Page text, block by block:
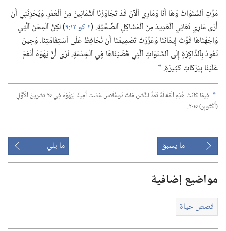
مَرَّتِ ٱلسَّنَوَاتُ وَهَا أَنَا وَمَارِي ٱلْآنَ قَدْ تَجَاوَزْنَا ٱلثَّمَانِينَ مِنَ ٱلْعُمْرِ.‏ وَيُحْزِنُنِي أَنْ
أَرَى مَارِي تُعَانِي ٱلْعَدِيدَ مِنَ ٱلْمَشَاكِلِ ٱلصِّحِّيَّةِ.‏ (‏٢ كو ١٢:‏٩
‏)‏ لٰكِنَّ ٱلْمِحَنَ ٱلَّتِي
وَاجَهْنَاهَا قَوَّتْ إِيمَانَنَا وَعَزَّزَتْ تَصْمِيمَنَا أَنْ نُحَافِظَ عَلَى ٱسْتِقَامَتِنَا.‏ وَحِينَ
نَعُودُ بِٱلذَّاكِرَةِ إِلَى ٱلسَّنَوَاتِ ٱلَّتِي قَضَيْنَاهَا فِي ٱلْخِدْمَةِ،‏ نَرَى أَنَّ يَهْوَهَ أَنْعَمَ
عَلَيْنَا بِبَرَكَاتٍ كَثِيرَةٍ.‏ a
a
فِيمَا كَانَتْ هٰذِهِ ٱلْمَقَالَةُ تُعَدُّ لِلنَّشْرِ،‏ مَاتَ دُوغْلَاس غِسْت أَمِينًا لِيَهْوَهَ فِي ٢٥ تِشْرِينَ ٱلْأَوَّلِ
(‏أُكْتُوبِر)‏ ٢٠١٥.‏
ما يسبق ما يلي
مواضيع إضافية
قصص حياة